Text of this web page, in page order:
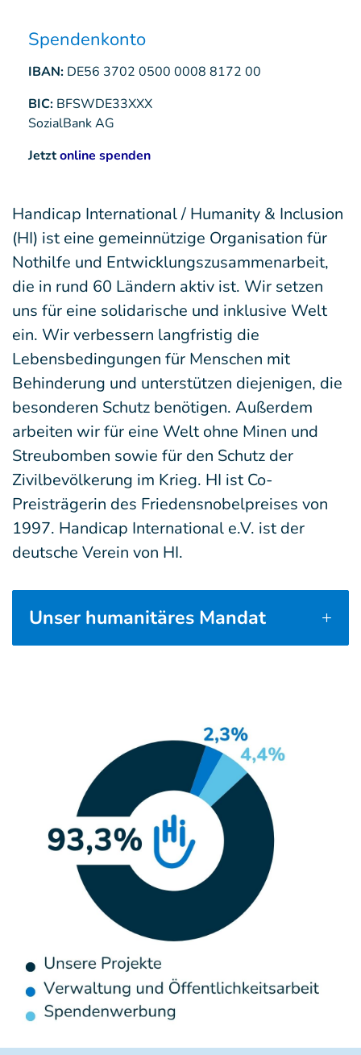
Spendenkonto
IBAN: DE56 3702 0500 0008 8172 00
BIC: BFSWDE33XXX
SozialBank AG
Jetztonline spenden
Handicap International / Humanity & Inclusion
(HI) ist eine gemeinnützige Organisation für
Nothilfe und Entwicklungszusammenarbeit,
die in rund 60 Ländern aktiv ist. Wir setzen
uns für eine solidarische und inklusive Welt
ein. Wir verbessern langfristig die
Lebensbedingungen für Menschen mit
Behinderung und unterstützen diejenigen, die
besonderen Schutz benötigen. Außerdem
arbeiten wir für eine Welt ohne Minen und
Streubomben sowie für den Schutz der
Zivilbevölkerung im Krieg. HI ist Co-
Preisträgerin des Friedensnobelpreises von
1997. Handicap International e.V. ist der
deutsche Verein von HI.
Unser humanitäres Mandat